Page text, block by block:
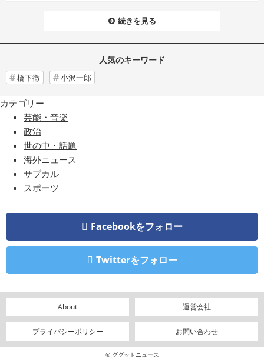
続きを見る
人気のキーワード
橋下徹 小沢一郎
カテゴリー
芸能・音楽
政治
世の中・話題
海外ニュース
サブカル
スポーツ
Facebookをフォロー
Twitterをフォロー
About 運営会社
プライバシーポリシー お問い合わせ
© ググットニュース